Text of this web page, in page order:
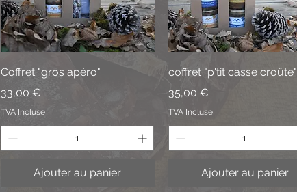
Aperçu rapide
Coffret "gros apéro"
Prix
33,00 €
TVA Incluse
Ajouter au panier
Aperçu rapide
coffret "p'tit casse croûte"
Prix
35,00 €
TVA Incluse
Ajouter au panier